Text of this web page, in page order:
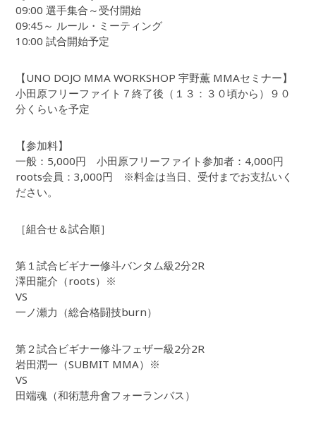
09:00 選手集合～受付開始
09:45～ ルール・ミーティング
10:00 試合開始予定
【UNO DOJO MMA WORKSHOP 宇野薫 MMAセミナー】
小田原フリーファイト７終了後（１３：３０頃から）９０
分くらいを予定
【参加料】
一般：5,000円 小田原フリーファイト参加者：4,000円
roots会員：3,000円 ※料金は当日、受付までお支払いく
ださい。
［組合せ＆試合順］
第１試合ビギナー修斗バンタム級2分2R
澤田龍介（roots）※
VS
一ノ瀬力（総合格闘技burn）
第２試合ビギナー修斗フェザー級2分2R
岩田潤一（SUBMIT MMA）※
VS
田端魂（和術慧舟會フォーランバス）